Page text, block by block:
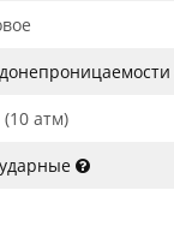
атм)